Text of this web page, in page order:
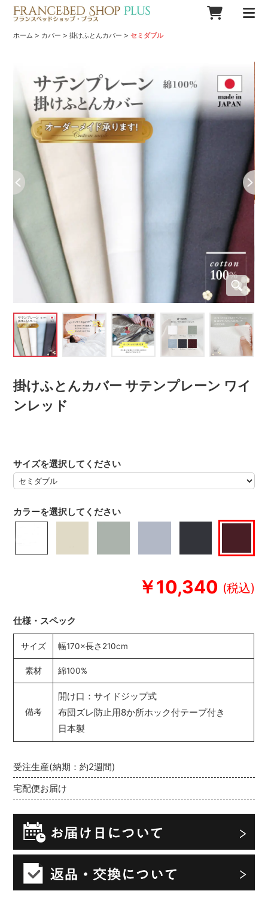
ホーム > カバー >掛けふとんカバー >セミダブル
掛けふとんカバー サテンプレーン ワイ
ンレッド
￥10,340
受注生産(納期：約2週間)
宅配便お届け
カラーを選択してください
サイズを選択してください
仕様・スペック
サイズ 幅170×長さ210cm
素材 綿100%
備考
開け口：サイドジップ式
布団ズレ防止用8か所ホック付テープ付き
日本製